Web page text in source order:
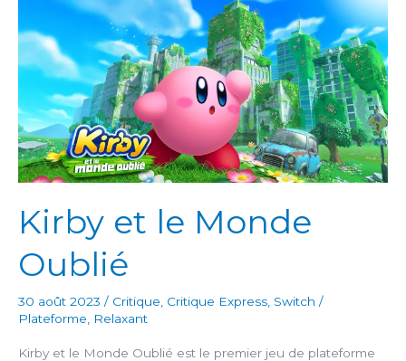
Kirby et le Monde
Oublié
30 août 2023 / Critique Critique Express Switch /
Plateforme
Relaxant
Kirby et le Monde Oublié est le premier jeu de plateforme